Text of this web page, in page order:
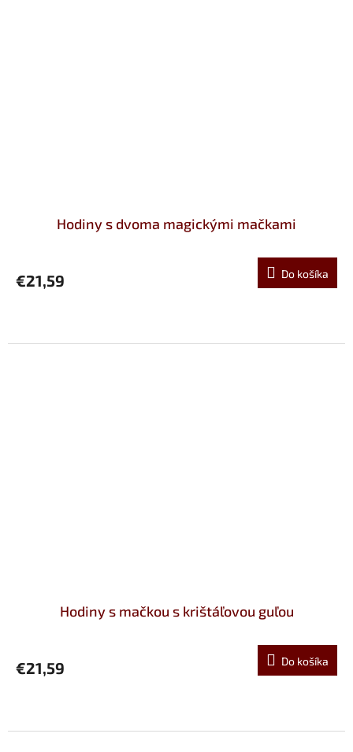
Hodiny s dvoma magickými mačkami
€21,59 Do košíka
Hodiny s mačkou s krištáľovou guľou
€21,59 Do košíka